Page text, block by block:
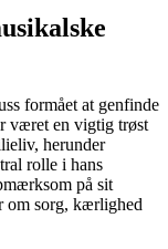
formået at genfinde
været en vigtig trøst
herunder
rolle i hans
på sit
om sorg, kærlighed